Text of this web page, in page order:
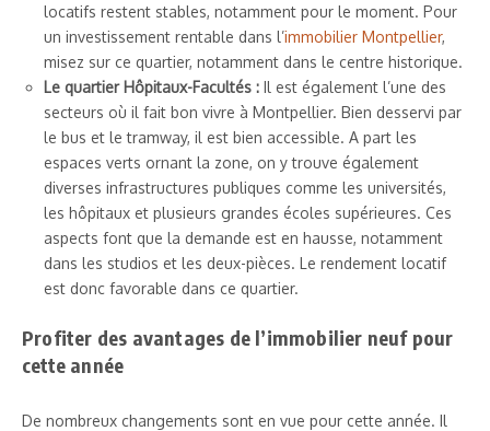
locatifs restent stables, notamment pour le moment. Pour
un investissement rentable dans l’immobilier Montpellier,
misez sur ce quartier, notamment dans le centre historique.
Le quartier Hôpitaux-Facultés : Il est également l’une des
secteurs où il fait bon vivre à Montpellier. Bien desservi par
le bus et le tramway, il est bien accessible. A part les
espaces verts ornant la zone, on y trouve également
diverses infrastructures publiques comme les universités,
les hôpitaux et plusieurs grandes écoles supérieures. Ces
aspects font que la demande est en hausse, notamment
dans les studios et les deux-pièces. Le rendement locatif
est donc favorable dans ce quartier.
Profiter des avantages de l’immobilier neuf pour
cette année
De nombreux changements sont en vue pour cette année. Il